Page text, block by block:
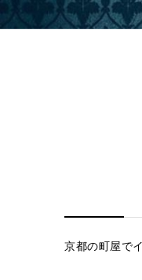
京都の町屋で